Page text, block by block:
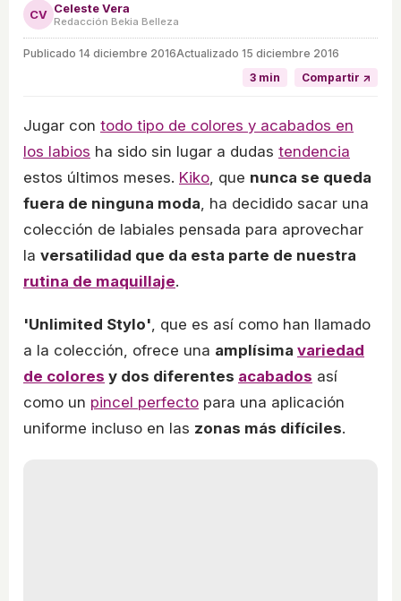
CV Celeste Vera
Redacción Bekia Belleza
Publicado 14 diciembre 2016Actualizado 15 diciembre 2016
3 min
Compartir ↗
Jugar con todo tipo de colores y acabados en
los labios ha sido sin lugar a dudas tendencia
estos últimos meses. Kiko, que nunca se queda
fuera de ninguna moda, ha decidido sacar una
colección de labiales pensada para aprovechar
la versatilidad que da esta parte de nuestra
rutina de maquillaje.
'Unlimited Stylo', que es así como han llamado
a la colección, ofrece una amplísima variedad
de colores y dos diferentes acabados así
como un pincel perfecto para una aplicación
uniforme incluso en las zonas más difíciles.